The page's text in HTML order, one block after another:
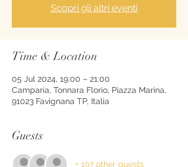
Scopri gli altri eventi
Time & Location
05 Jul 2024, 19:00 – 21:00
Camparia, Tonnara Florio, Piazza Marina,
91023 Favignana TP, Italia
Guests
+ 197 other guests